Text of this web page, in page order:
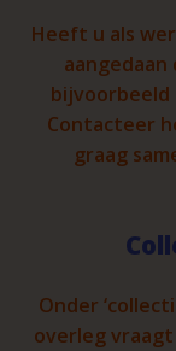
Heeft u als
Contacteer
graag
Onder
overleg